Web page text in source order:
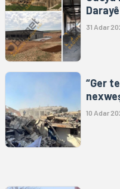
31 Adar
“Ger
10 Adar